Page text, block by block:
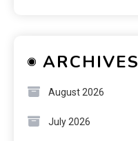
ARCHIVES
August 2026
July 2026